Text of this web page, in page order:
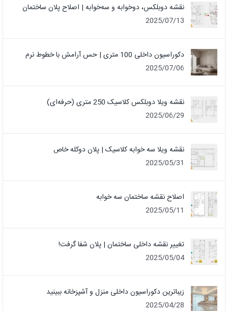
نقشه دوبلکس، دوخوابه و سه‌خوابه | اصلاح پلان ساختمان
2025/07/13
دکوراسیون داخلی 100 متری | حس آرامش با خطوط نرم
2025/07/06
نقشه ویلا دوبلکس کلاسیک 250 متری (حرفه‌ای)
2025/06/29
نقشه ویلا سه خوابه کلاسیک | پلان دوکله خاص
2025/05/31
اصلاح نقشه ساختمان سه خوابه
2025/05/11
تغییر نقشه داخلی ساختمان | پلان شفا گرفت!
2025/05/04
زیباترین دکوراسیون داخلی منزل و آشپزخانه ببینید
2025/04/28